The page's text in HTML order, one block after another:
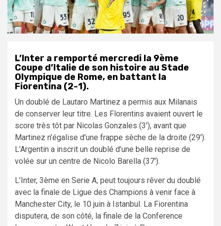
L’Inter a remporté mercredi la 9ème
Coupe d’Italie de son histoire au Stade
Olympique de Rome, en battant la
Fiorentina (2-1).
Un doublé de Lautaro Martinez a permis aux Milanais
de conserver leur titre. Les Florentins avaient ouvert le
score très tôt par Nicolas Gonzales (3′), avant que
Martinez n’égalise d’une frappe sèche de la droite (29′).
L’Argentin a inscrit un doublé d’une belle reprise de
volée sur un centre de Nicolo Barella (37′).
L’Inter, 3ème en Serie A, peut toujours rêver du doublé
avec la finale de Ligue des Champions à venir face à
Manchester City, le 10 juin à Istanbul. La Fiorentina
disputera, de son côté, la finale de la Conference